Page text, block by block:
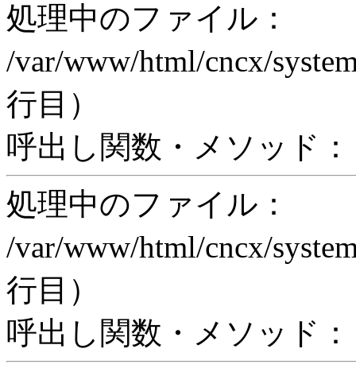
処理中のファイル：
/var/www/html/cncx/
行目）
呼出し関数・メソッド：
処理中のファイル：
/var/www/html/cncx/
行目）
呼出し関数・メソッド：